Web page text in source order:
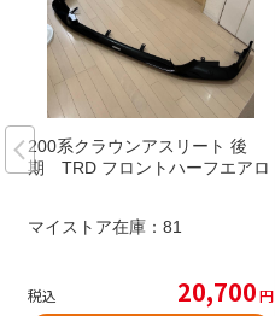
200系クラウンアスリート 後
期 TRD フロントハーフエアロ
マイストア在庫： 81
税込 20,700円